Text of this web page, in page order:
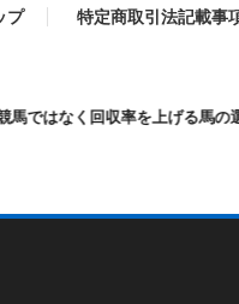
プ 特定商取引法記載事
はなく回収率を上げる馬の選